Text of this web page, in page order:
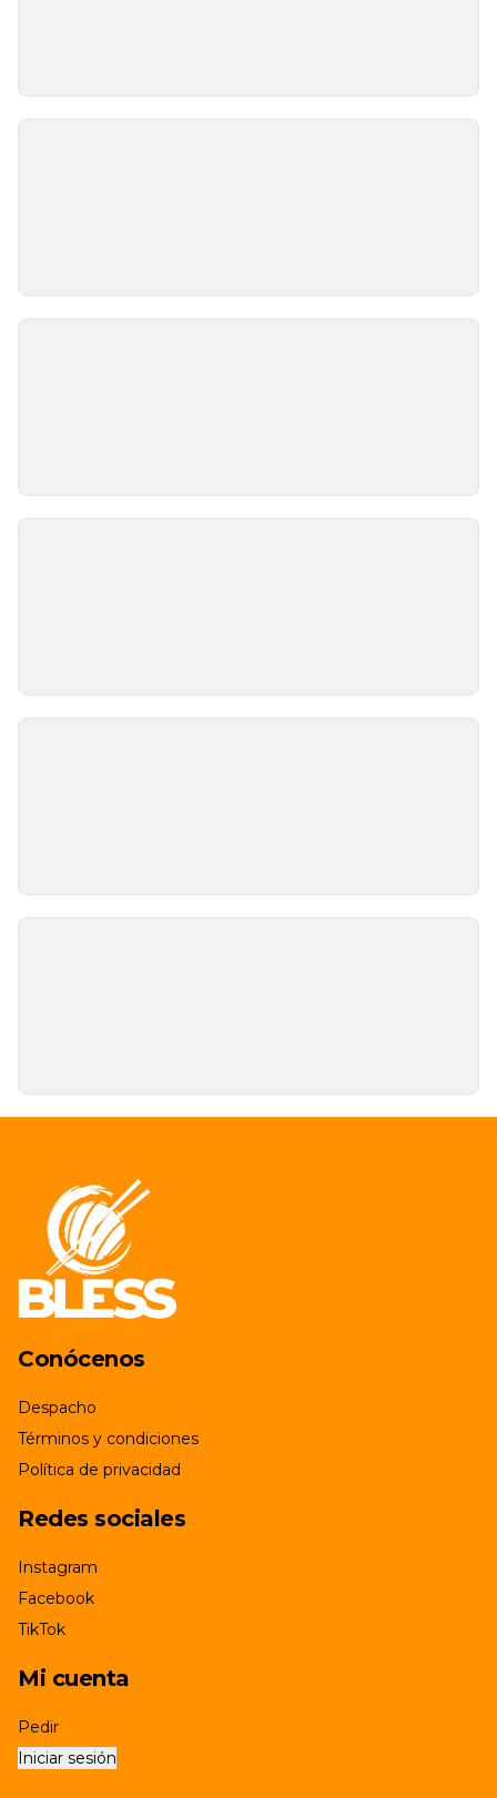
Conócenos
Despacho
Términos y condiciones
Política de privacidad
Redes sociales
Instagram
Facebook
TikTok
Mi cuenta
Pedir
Iniciar sesión